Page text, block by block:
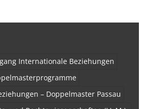
Internationale Beziehungen
– Doppelmaster Passau